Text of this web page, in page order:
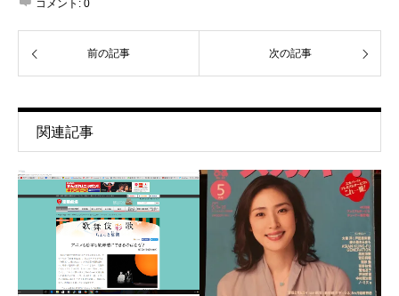
コメント: 0
前の記事 次の記事
関連記事